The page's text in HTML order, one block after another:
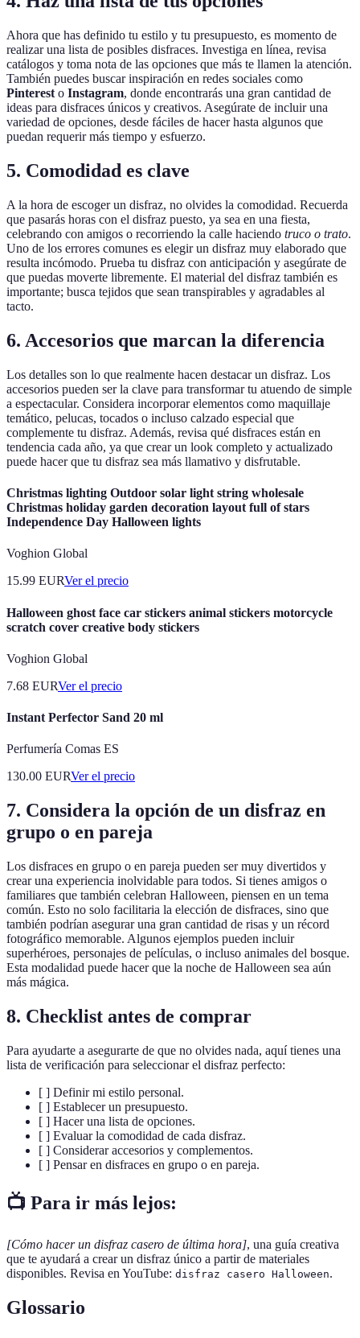
Ahora que has definido tu estilo y tu presupuesto, es momento de
realizar una lista de posibles disfraces. Investiga en línea, revisa
catálogos y toma nota de las opciones que más te llamen la atención.
También puedes buscar inspiración en redes sociales como
Pinterest o Instagram, donde encontrarás una gran cantidad de
ideas para disfraces únicos y creativos. Asegúrate de incluir una
variedad de opciones, desde fáciles de hacer hasta algunos que
puedan requerir más tiempo y esfuerzo.
5. Comodidad es clave
A la hora de escoger un disfraz, no olvides la comodidad. Recuerda
que pasarás horas con el disfraz puesto, ya sea en una fiesta,
celebrando con amigos o recorriendo la calle haciendo truco o trato.
Uno de los errores comunes es elegir un disfraz muy elaborado que
resulta incómodo. Prueba tu disfraz con anticipación y asegúrate de
que puedas moverte libremente. El material del disfraz también es
importante; busca tejidos que sean transpirables y agradables al
tacto.
6. Accesorios que marcan la diferencia
Los detalles son lo que realmente hacen destacar un disfraz. Los
accesorios pueden ser la clave para transformar tu atuendo de simple
a espectacular. Considera incorporar elementos como maquillaje
temático, pelucas, tocados o incluso calzado especial que
complemente tu disfraz. Además, revisa qué disfraces están en
tendencia cada año, ya que crear un look completo y actualizado
puede hacer que tu disfraz sea más llamativo y disfrutable.
Christmas lighting Outdoor solar light string wholesale
Christmas holiday garden decoration layout full of stars
Independence Day Halloween lights
Voghion Global
15.99 EURVer el precio
Halloween ghost face car stickers animal stickers motorcycle
scratch cover creative body stickers
Voghion Global
7.68 EURVer el precio
Instant Perfector Sand 20 ml
Perfumería Comas ES
130.00 EURVer el precio
7. Considera la opción de un disfraz en
grupo o en pareja
Los disfraces en grupo o en pareja pueden ser muy divertidos y
crear una experiencia inolvidable para todos. Si tienes amigos o
familiares que también celebran Halloween, piensen en un tema
común. Esto no solo facilitaria la elección de disfraces, sino que
también podrían asegurar una gran cantidad de risas y un récord
fotográfico memorable. Algunos ejemplos pueden incluir
superhéroes, personajes de películas, o incluso animales del bosque.
Esta modalidad puede hacer que la noche de Halloween sea aún
más mágica.
8. Checklist antes de comprar
Para ayudarte a asegurarte de que no olvides nada, aquí tienes una
lista de verificación para seleccionar el disfraz perfecto:
[ ] Definir mi estilo personal.
[ ] Establecer un presupuesto.
[ ] Hacer una lista de opciones.
[ ] Evaluar la comodidad de cada disfraz.
[ ] Considerar accesorios y complementos.
[ ] Pensar en disfraces en grupo o en pareja.
📺 Para ir más lejos:
[Cómo hacer un disfraz casero de última hora], una guía creativa
que te ayudará a crear un disfraz único a partir de materiales
disponibles. Revisa en YouTube: disfraz casero Halloween.
Glossario